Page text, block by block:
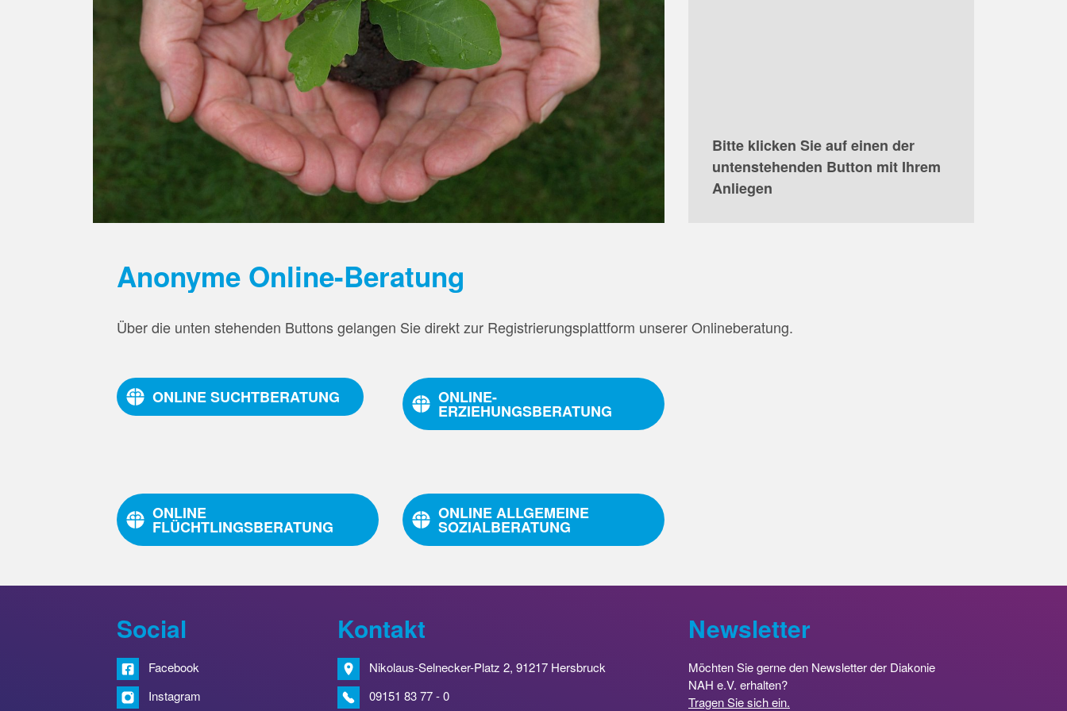
Bitte klicken Sie auf einen der
untenstehenden Button mit Ihrem
Anliegen
Anonyme Online-Beratung
Über die unten stehenden Buttons gelangen Sie direkt zur Registrierungsplattform unserer Onlineberatung.
ONLINE SUCHTBERATUNG ONLINE-
ERZIEHUNGSBERATUNG
ONLINE
FLÜCHTLINGSBERATUNG
ONLINE ALLGEMEINE
SOZIALBERATUNG
Social
Facebook
Instagram
Kontakt
Nikolaus-Selnecker-Platz 2, 91217 Hersbruck
09151 83 77 - 0
Newsletter
Möchten Sie gerne den Newsletter der Diakonie
NAH e.V. erhalten?
Tragen Sie sich ein.